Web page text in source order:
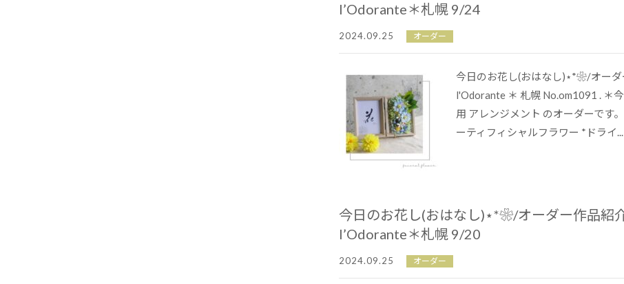
l’Odorante＊札幌 9/24
2024.09.25 オーダー
今日のお花し(おはなし)⋆*❀/オー
l'Odorante ＊ 札幌 No.om1091 . ＊
用 アレンジメント のオーダーです
ーティフィシャルフラワー *ドライ...
今日のお花し(おはなし)⋆*❀/オーダー作品紹
l’Odorante＊札幌 9/20
2024.09.25 オーダー